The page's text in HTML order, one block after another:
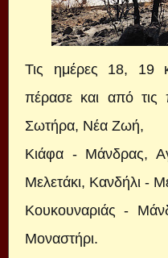
Τις ημέρες 18, 19
πέρασε και από τις
Σωτήρα, Νέα Ζωή,
Κιάφα - Μάνδρας,
Μελετάκι, Κανδήλι -
Κουκουναριάς -
Μοναστήρι.